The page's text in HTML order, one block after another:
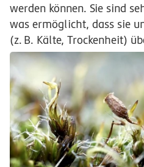
werden können. Sie sind
was ermöglicht, dass sie
(z. B. Kälte, Trockenheit)